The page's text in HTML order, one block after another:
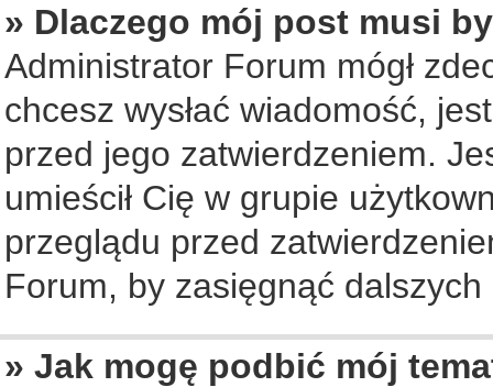
» Dlaczego mój post musi
Administrator Forum mógł
chcesz wysłać wiadomość,
przed jego zatwierdzeniem.
umieścił Cię w grupie
przeglądu przed
Forum, by zasięgnąć
» Jak mogę podbić mój